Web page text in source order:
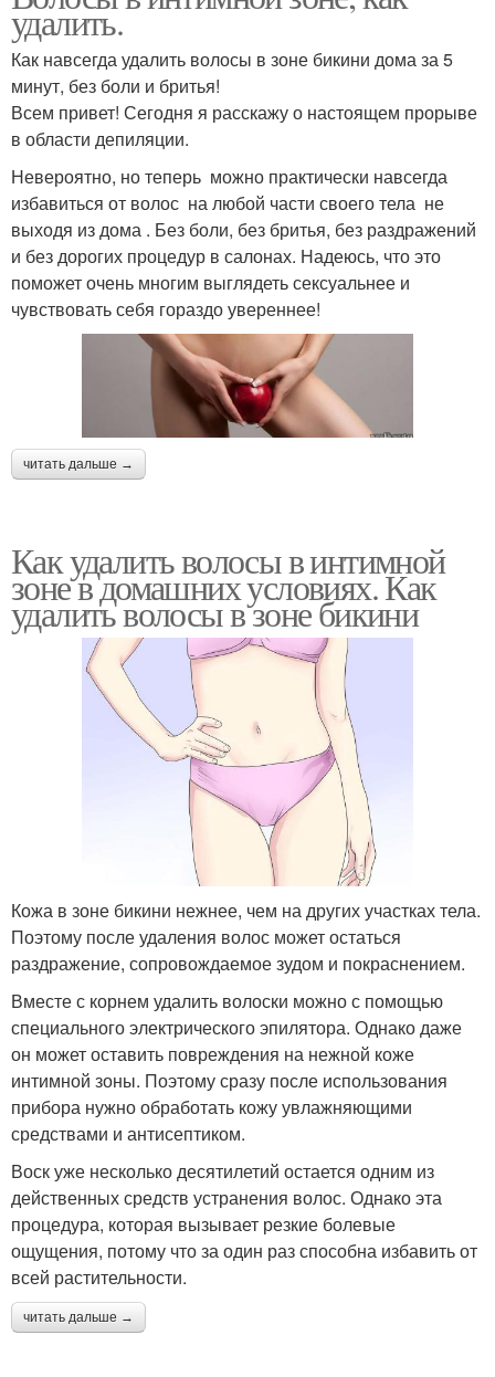
удалить.
Как навсегда удалить волосы в зоне бикини дома за 5
минут, без боли и бритья!
Всем привет! Сегодня я расскажу о настоящем прорыве
в области депиляции.
Невероятно, но теперь можно практически навсегда
избавиться от волос на любой части своего тела не
выходя из дома . Без боли, без бритья, без раздражений
и без дорогих процедур в салонах. Надеюсь, что это
поможет очень многим выглядеть сексуальнее и
чувствовать себя гораздо увереннее!
читать дальше →
Как удалить волосы в интимной
зоне в домашних условиях. Как
удалить волосы в зоне бикини
Кожа в зоне бикини нежнее, чем на других участках тела.
Поэтому после удаления волос может остаться
раздражение, сопровождаемое зудом и покраснением.
Вместе с корнем удалить волоски можно с помощью
специального электрического эпилятора. Однако даже
он может оставить повреждения на нежной коже
интимной зоны. Поэтому сразу после использования
прибора нужно обработать кожу увлажняющими
средствами и антисептиком.
Воск уже несколько десятилетий остается одним из
действенных средств устранения волос. Однако эта
процедура, которая вызывает резкие болевые
ощущения, потому что за один раз способна избавить от
всей растительности.
читать дальше →